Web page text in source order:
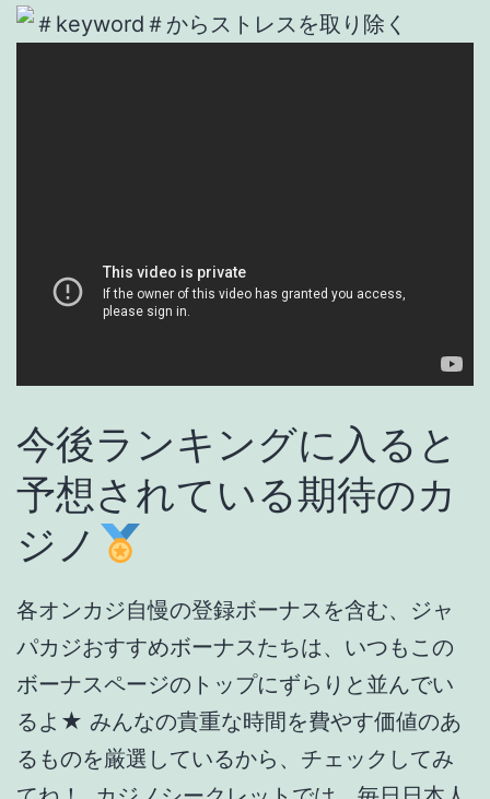
今後ランキングに入ると
予想されている期待のカ
ジノ
各オンカジ自慢の登録ボーナスを含む、ジャ
パカジおすすめボーナスたちは、いつもこの
ボーナスページのトップにずらりと並んでい
るよ★ みんなの貴重な時間を費やす価値のあ
るものを厳選しているから、チェックしてみ